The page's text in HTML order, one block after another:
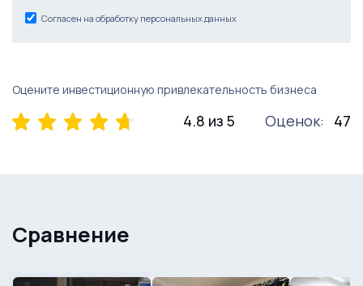
Согласен на обработку персональных данных
Оцените инвестиционную привлекательность бизнеса
4.8 из 5 Оценок: 47
Сравнение